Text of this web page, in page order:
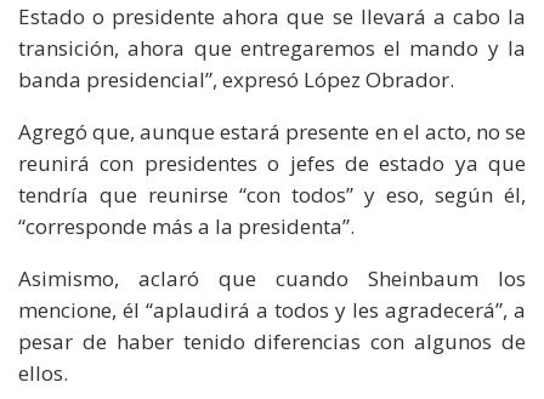
Estado o presidente ahora que se llevará a cabo la
transición, ahora que entregaremos el mando y la
banda presidencial”, expresó López Obrador.
Agregó que, aunque estará presente en el acto, no se
reunirá con presidentes o jefes de estado ya que
tendría que reunirse “con todos” y eso, según él,
“corresponde más a la presidenta”.
Asimismo, aclaró que cuando Sheinbaum los
mencione, él “aplaudirá a todos y les agradecerá”, a
pesar de haber tenido diferencias con algunos de
ellos.